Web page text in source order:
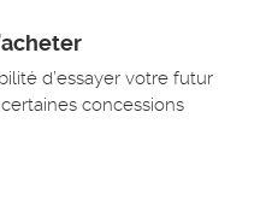
d’essayer votre futur
concessions